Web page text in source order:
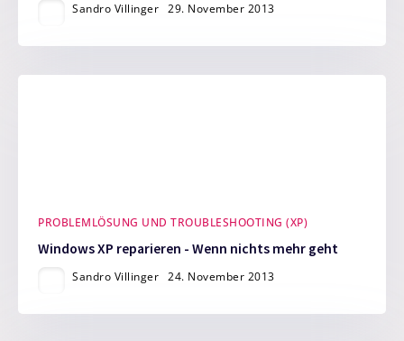
Sandro Villinger 29. November 2013
PROBLEMLÖSUNG UND TROUBLESHOOTING (XP)
Windows XP reparieren - Wenn nichts mehr geht
Sandro Villinger 24. November 2013